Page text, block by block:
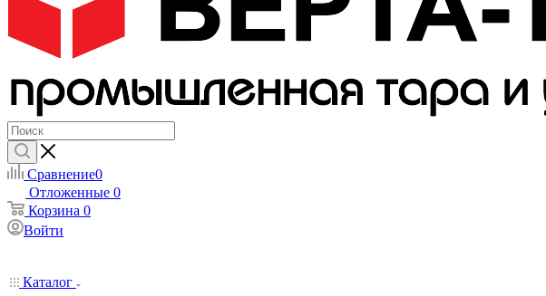
Сравнение0
Отложенные 0
Корзина 0
Войти
Каталог